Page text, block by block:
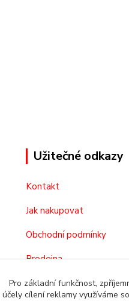
Užitečné odkazy
Kontakt
Jak nakupovat
Obchodní podmínky
Prodejna
O nás
Pro základní funkčnost,
účely cílení reklamy využíváme